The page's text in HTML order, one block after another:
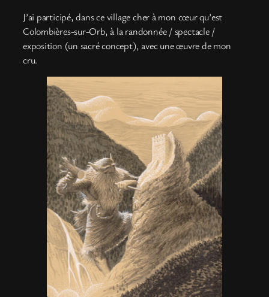
J’ai participé, dans ce village cher à mon cœur qu’est
Colombières-sur-Orb, à la randonnée / spectacle /
exposition (un sacré concept), avec une œuvre de mon
cru.